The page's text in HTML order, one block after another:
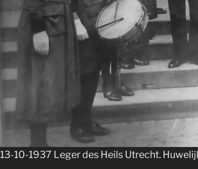
13-10-1937 Leger des Heils Utrecht.